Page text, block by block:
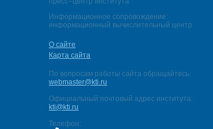
Информационное сопровождение:
информационный вычислительный центр
О сайте
Карта сайта
По вопросам работы сайта обращайтесь:
webmaster@kti.ru
Официальный почтовый адрес института:
kti@kti.ru
Телефон: